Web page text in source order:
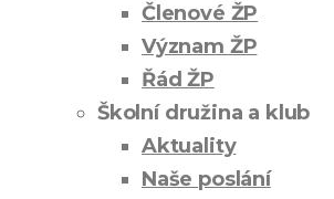
Členové ŽP
Význam ŽP
Řád ŽP
Školní družina a klub
Aktuality
Naše poslání